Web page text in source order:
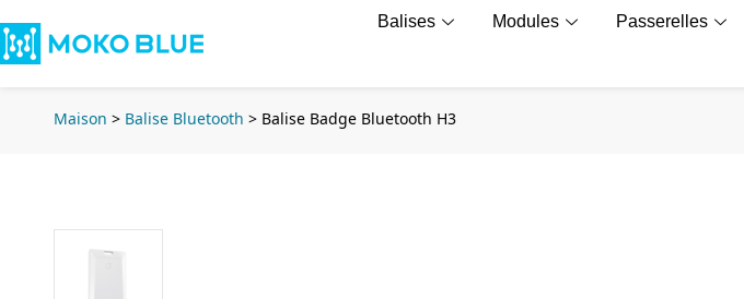
Balises Modules Passerelles
Maison > Balise Bluetooth > Balise Badge Bluetooth H3